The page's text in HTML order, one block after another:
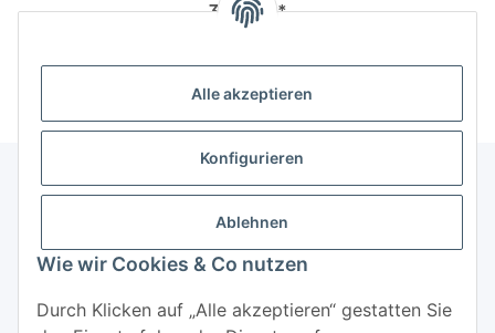
Alle akzeptieren
Konfigurieren
Ablehnen
Wie wir Cookies & Co nutzen
Durch Klicken auf „Alle akzeptieren“ gestatten Sie
39,95 €*
Informationen
Mehr über